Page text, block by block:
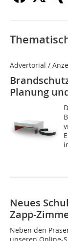
Advertorial /
Planung
Neues
Zapp-
Neben den
unseren Online-